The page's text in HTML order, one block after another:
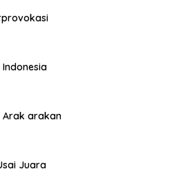
Arak arakan
Juara